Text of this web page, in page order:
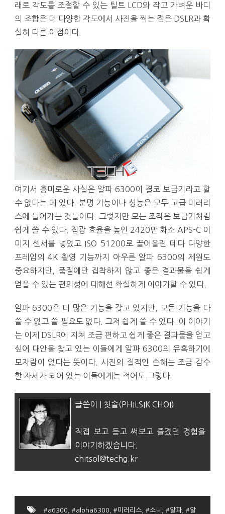
래로 각도를 조절할 수 있는 틸트 LCD와 작고 가벼운 바디
의 조합은 더 다양한 각도에서 사진을 찍는 점은 DSLR과 확
실히 다른 이점이다.
여기서 흥미로운 사실은 알파 6300이 결코 보급기라고 할
수 없다는 데 있다. 분명 기능이나 성능은 모두 고급 미러리
스에 들어가는 것들이다. 그렇지만 모든 조작은 보급기처럼
쉽게 쓸 수 있다. 집광 효율을 높인 2420만 화소 APS-C 이
미지 센서를 넣었고 ISO 51200로 끌어올린 데다 다양한
프레임의 4K 촬영 기능까지 아우른 알파 6300의 제원도
중요하지만, 품질에만 집착하지 않고 좋은 결과물을 쉽게
얻을 수 있는 편의성에 대해선 확실하게 이야기할 수 있다.
알파 6300은 더 많은 기능을 갖고 있지만, 모든 기능을 다
쓸 수 없고 쓸 필요도 없다. 그저 쉽게 쓸 수 있다. 이 이야기
는 이제 DSLR에 지쳐 조금 편하고 쉽게 좋은 결과물을 얻고
싶어 대안을 찾고 있는 이들에게 알파 6300의 유혹하기에
모자람이 없다는 뜻이다. 사진의 질적인 손해는 조금 감수
할 자세가 되어 있는 이들에게는 적어도 그렇다.
글쓴이 | 칫솔(PHILSIK CHOI)
직접 보고 듣고 써보고 즐겼던 경험을
이야기하겠습니다.
chitsol@techg.kr
#a6300 #alpha6300 #미러리스 #소니 #알파 #알